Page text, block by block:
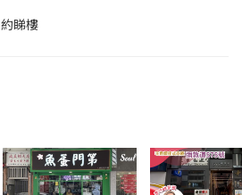
約睇樓